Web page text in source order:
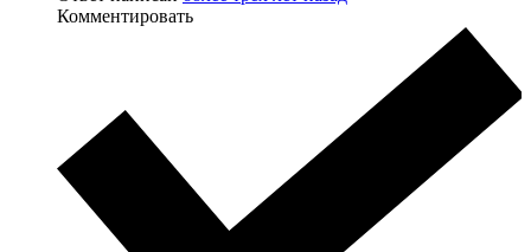
Комментировать